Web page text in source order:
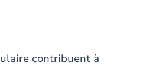
contribuent à